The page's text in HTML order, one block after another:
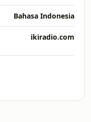
Bahasa Indonesia
ikiradio.com